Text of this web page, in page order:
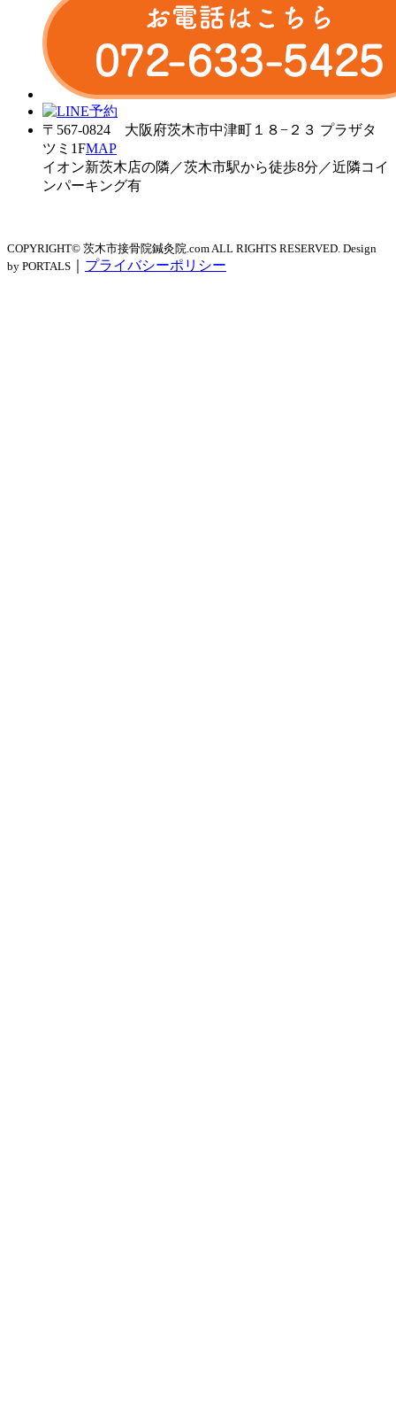
〒567-0824 大阪府茨木市中津町１８−２３ プラザタ
ツミ1FMAP
イオン新茨木店の隣／茨木市駅から徒歩8分／近隣コイ
ンパーキング有
COPYRIGHT© 茨木市接骨院鍼灸院.com ALL RIGHTS RESERVED. Design
by PORTALS
プライバシーポリシー